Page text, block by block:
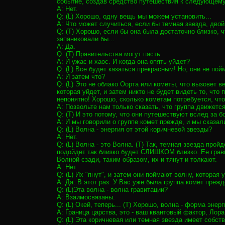
A: Нет.
Q: (L) Хорошо, одну вещь мы можем установить...
A: Что может случиться, если бы темная звезда,
Q: (T) Хорошо, если бы она была достаточно
запаниковали бы...
A: Да.
Q: (T) Правительства могут пасть...
A: И ужас и хаос. И когда она опять уйдет?
Q: (L) Все будет казаться прекрасным! Но, они не
A: И затем что?
Q: (L) Это не облако Оорта или кометы, что вызовет
которая уйдет, и затем никто не будет видеть то,
непонятно! Хорошо, сколько кометам потребуется,
A: Позвольте нам только сказать, что группа
Q: (T) И это потому, что они путешествуют вслед
A: И мы говорили о группе комет прежде, и мы
Q: (L) Волна - энергия от этой коричневой звезды?
A: Нет.
Q: (L) Волна - это Волна. (T) Так, темная звезда
подойдет так близко будет СЛИШКОМ близко. Ее
Волной сзади, таким образом, их и тянут и толкают.
A: Нет.
Q: (L) Их "пнут", и затем они поймают волну, которая
A: Да. В этот раз. У Вас уже была группа комет
Q: (L)Эта волна - волна гравитации?
A: Взаимосвязаны.
Q: (L) Окей, теперь... (T) Хорошо, волна - форма
A: Граница царства, это - ваш квантовый фактор,
Q: (L) Эта коричневая или темная звезда имеет